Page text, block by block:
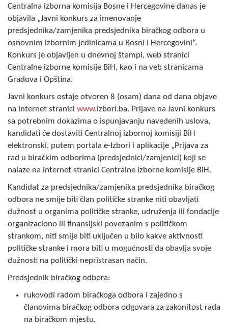
Statut Opštine
Skupštinsko vijeće opštine jezero
Sastav Skupštine
OPŠTINSKA UPRAVA
INFO
Vijesti
Aktivnosti
Javni pozivi
Obavještenja
Zaštita od požara
COVID 19
Geoistraživanja
FINANSIJE
Centralna izborna komisija Bosne i Hercegovine danas je
objavila „Javni konkurs za imenovanje
predsjednika/zamjenika predsjednika biračkog odbora u
osnovnim izbornim jedinicama u Bosni i Hercegovini“.
Konkurs je objavljen u dnevnoj štampi, web stranici
Centralne izborne komisije BiH, kao i na veb stranicama
Gradova i Opština.
Javni konkurs ostaje otvoren 8 (osam) dana od dana objave
na internet stranici www.izbori.ba. Prijave na Javni konkurs
sa potrebnim dokazima o ispunjavanju navedenih uslova,
kandidati će dostaviti Centralnoj izbornoj komisiji BiH
elektronski, putem portala e-Izbori i aplikacije „Prijava za
rad u biračkim odborima (predsjednici/zamjenici) koji se
nalaze na internet stranici Centralne izborne komisije BiH.
Kandidat za predsjednika/zamjenika predsjednika biračkog
odbora ne smije biti član političke stranke niti obavljati
dužnost u organima političke stranke, udruženja ili fondacije
organizaciono ili finansijski povezanim s političkom
strankom, niti smije biti uključen u bilo kakve aktivnosti
političke stranke i mora biti u mogućnosti da obavlja svoje
dužnosti na politički nepristrasan način.
Predsjednik biračkog odbora:
rukovodi radom biračkoga odbora i zajedno s
članovima biračkog odbora odgovara za zakonitost rada
na biračkom mjestu,